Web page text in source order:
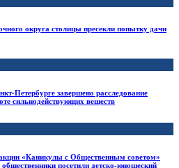
округа столицы пресекли попытку дачи
Петербурге завершено расследование
сильнодействующих веществ
«Каникулы с Общественным советом»
посетили детско-юношеский